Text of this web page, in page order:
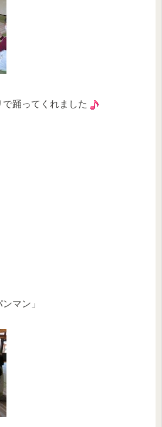
踊ってくれました
マン」